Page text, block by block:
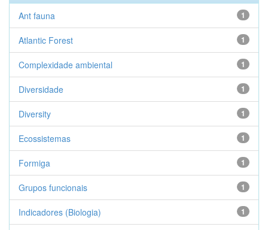
1
Ant fauna
1
Atlantic Forest
1
Complexidade ambiental
1
Diversidade
1
Diversity
1
Ecossistemas
1
Formiga
1
Grupos funcionais
1
Indicadores (Biologia)